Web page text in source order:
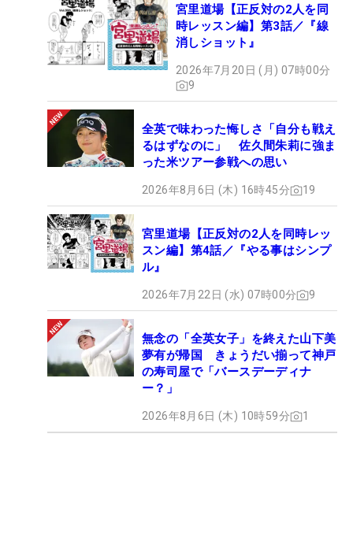
宮里道場【正反対の2人を同
時レッスン編】第3話／『線
消しショット』
2026年7月20日 (月) 07時00分
9
全英で味わった悔しさ「自分も戦え
るはずなのに」 佐久間朱莉に強ま
った米ツアー参戦への思い
2026年8月6日 (木) 16時45分 19
宮里道場【正反対の2人を同時レッ
スン編】第4話／『やる事はシンプ
ル』
2026年7月22日 (水) 07時00分 9
無念の「全英女子」を終えた山下美
夢有が帰国 きょうだい揃って神戸
の寿司屋で「バースデーディナ
ー？」
2026年8月6日 (木) 10時59分 1